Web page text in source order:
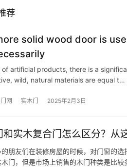
荐
solid wood door is
of artificial products, there is a
wild, natural materials are equal t…
网 实木门 2025年2月3日
和实木复合门怎么区分？从
朋友们在装修房屋的时候，对门窗的
门，但是市场上销售的木门种类是比